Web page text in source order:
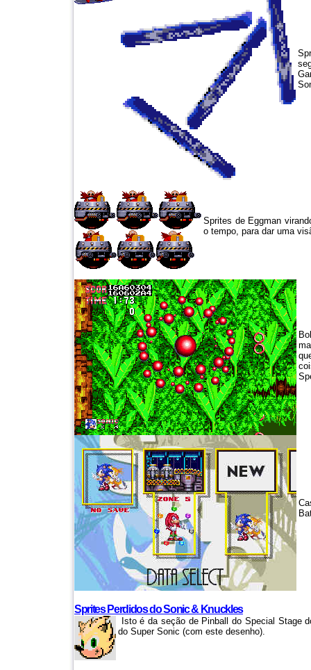
Sprites de Eggman
o tempo, para dar uma
Sprites Perdidos do Sonic & Knuckles
Isto é da seção de Pinball do Special Stage
do Super Sonic (com este desenho).